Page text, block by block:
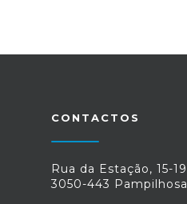
CONTACTOS
Rua da Estação, 15-19
3050-443 Pampilhosa